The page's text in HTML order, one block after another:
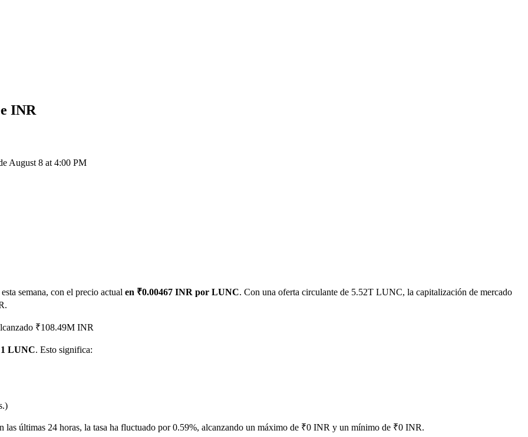
INR
August 8 at 4:00 PM
semana, con el precio actual en ₹0.00467 INR por LUNC. Con una oferta circulante de 5.52T LUNC, la capitalización de mercado
₹108.49M INR
1 LUNC. Esto significa:
las últimas 24 horas, la tasa ha fluctuado por 0.59%, alcanzando un máximo de ₹0 INR y un mínimo de ₹0 INR.